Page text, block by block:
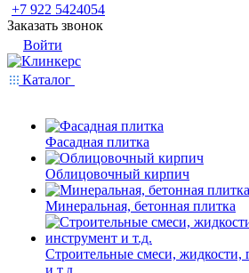
+7 922 5424054
Заказать звонок
Войти
Каталог
Фасадная плитка
Облицовочный кирпич
Минеральная, бетонная плитка
Строительные смеси, жидкости,
и т.д.